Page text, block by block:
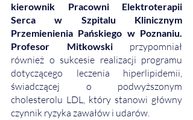
kierownik Pracowni Elektroterapii
Serca w Szpitalu Klinicznym
Przemienienia Pańskiego w Poznaniu.
Profesor Mitkowski przypomniał
również o sukcesie realizacji programu
dotyczącego leczenia hiperlipidemii,
świadczącej o podwyższonym
cholesterolu LDL, który stanowi główny
czynnik ryzyka zawałów i udarów.